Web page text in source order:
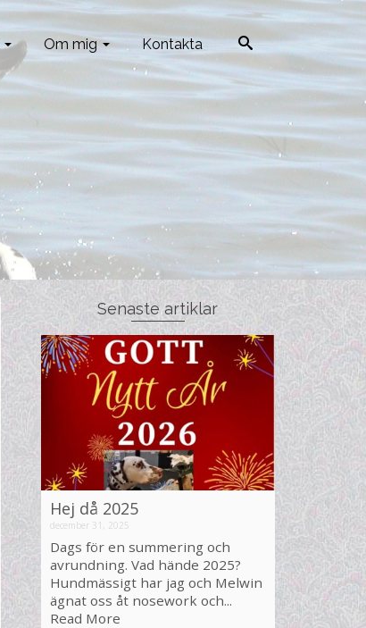
Om mig Kontakta
Senaste artiklar
Hej då 2025
december 31, 2025
Dags för en summering och
avrundning. Vad hände 2025?
Hundmässigt har jag och Melwin
ägnat oss åt nosework och...
Read More